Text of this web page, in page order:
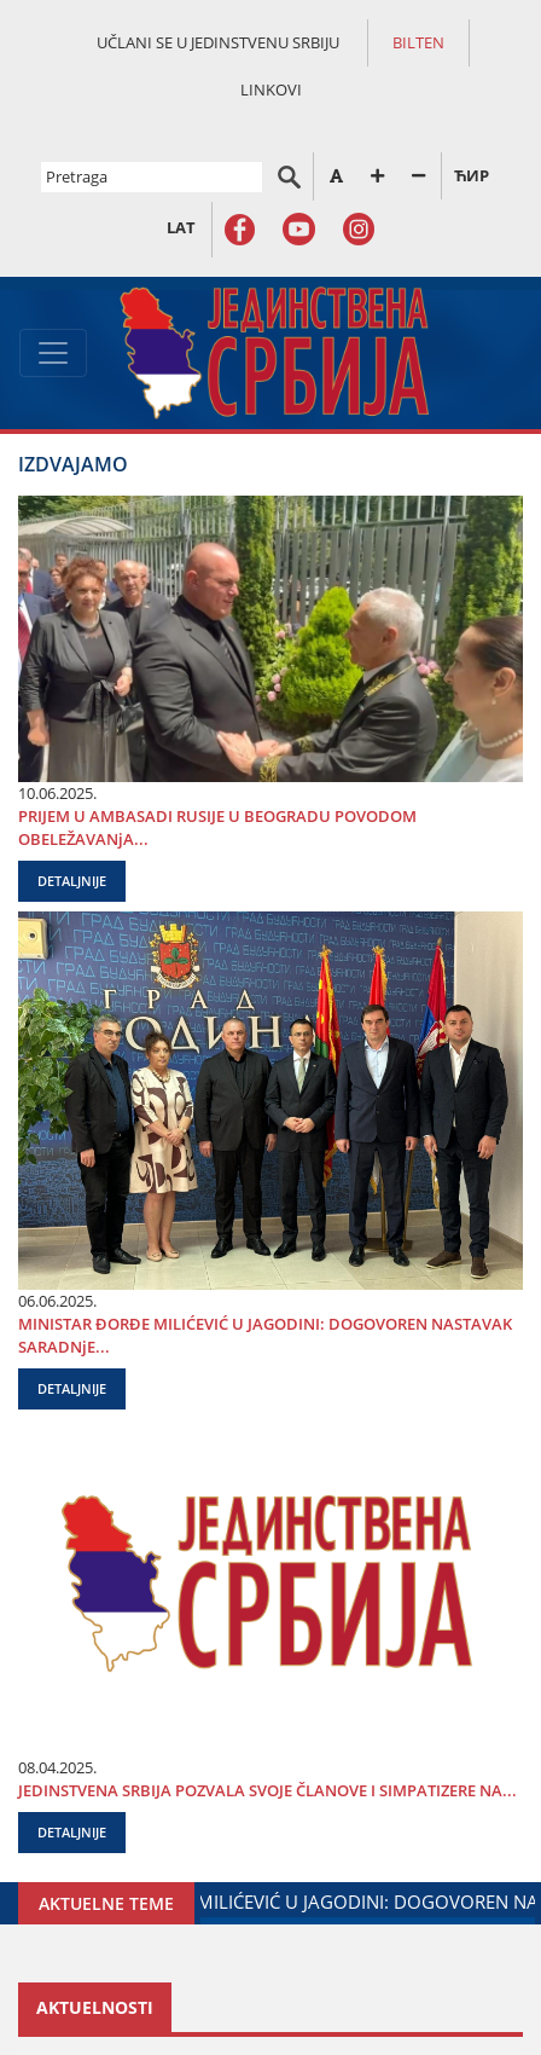
UČLANI SE U JEDINSTVENU SRBIJU BILTEN
LINKOVI
ЋИР
LAT
IZDVAJAMO
10.06.2025.
PRIЈEM U AMBASADI RUSIЈE U BEOGRADU POVODOM
OBELEŽAVANjA...
DETALJNIJE
06.06.2025.
MINISTAR ĐORĐE MILIĆEVIĆ U ЈAGODINI: DOGOVOREN NASTAVAK
SARADNjE...
DETALJNIJE
08.04.2025.
ЈEDINSTVENA SRBIЈA POZVALA SVOЈE ČLANOVE I SIMPATIZERE NA...
DETALJNIJE
AKTUELNE TEME
I MINISTARSTVA ZADUŽENOG ZA ODNOSE SA DIЈASPOROM
AKTUELNOSTI